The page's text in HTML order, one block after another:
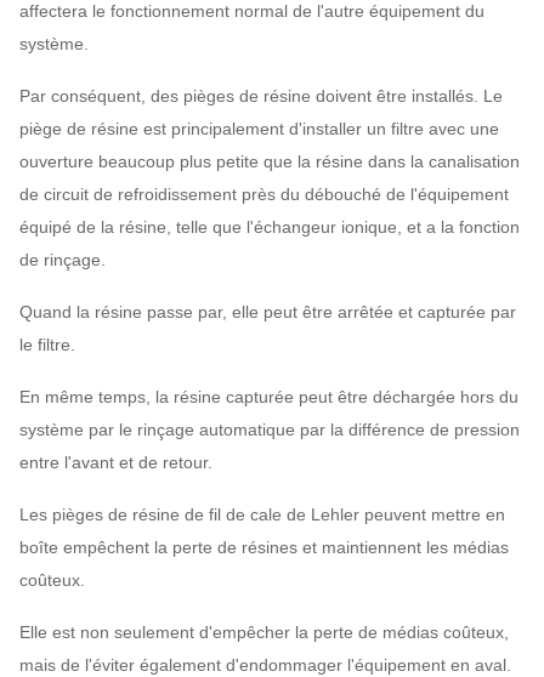
affectera le fonctionnement normal de l'autre équipement du
système.
Par conséquent, des pièges de résine doivent être installés. Le
piège de résine est principalement d'installer un filtre avec une
ouverture beaucoup plus petite que la résine dans la canalisation
de circuit de refroidissement près du débouché de l'équipement
équipé de la résine, telle que l'échangeur ionique, et a la fonction
de rinçage.
Quand la résine passe par, elle peut être arrêtée et capturée par
le filtre.
En même temps, la résine capturée peut être déchargée hors du
système par le rinçage automatique par la différence de pression
entre l'avant et de retour.
Les pièges de résine de fil de cale de Lehler peuvent mettre en
boîte empêchent la perte de résines et maintiennent les médias
coûteux.
Elle est non seulement d'empêcher la perte de médias coûteux,
mais de l'éviter également d'endommager l'équipement en aval.